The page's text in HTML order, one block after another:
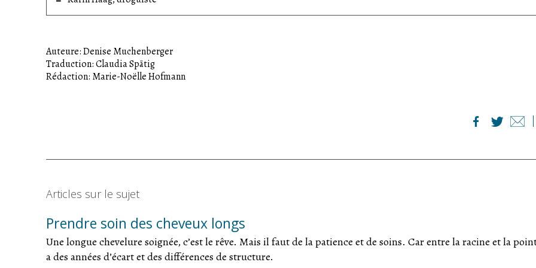
Auteure: Denise Muchenberger
Traduction: Claudia Spätig
Rédaction: Marie-Noëlle Hofmann
Articles sur le sujet
Prendre soin des cheveux longs
Une longue chevelure soignée, c’est le rêve. Mais il faut de la patience et de soins. Car entre la racine et la
a des années d’écart et des différences de structure.